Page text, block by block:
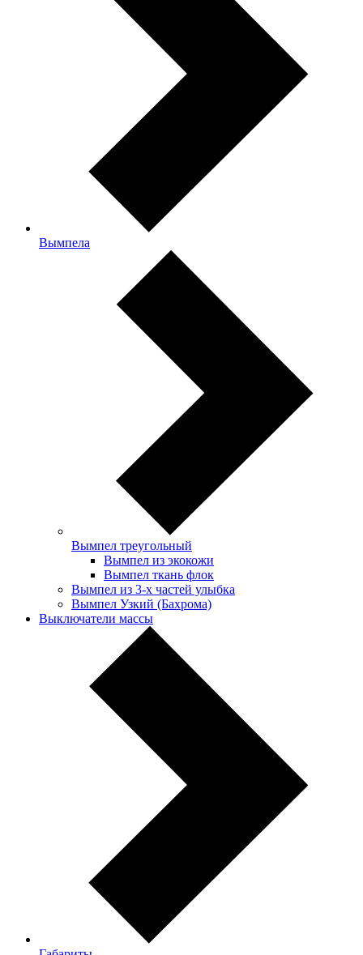
Вымпела
Вымпел треугольный
Вымпел из экокожи
Вымпел ткань флок
Вымпел из 3-х частей улыбка
Вымпел Узкий (Бахрома)
Выключатели массы